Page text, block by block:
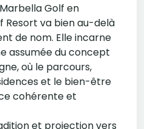
Golf en
Resort va bien au-delà
de nom. Elle incarne
assumée du concept
où le parcours,
et le bien-être
cohérente et
et projection vers